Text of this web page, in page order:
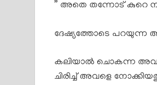
” അതെ തന്നോട് കുറെ
ദേഷ്യത്തോടെ
കലിയാൽ ചൊകന്ന
ചിരിച്ച് അവളെ